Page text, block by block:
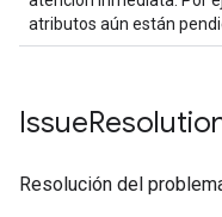
atributos aún están
Issue
Resolución del